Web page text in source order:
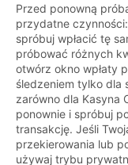
Przed ponowną
przydatne
spróbuj wpłacić tę
próbować różnych
otwórz okno wpłaty
śledzeniem tylko dla
zarówno dla Kasyna
ponownie i spróbuj
transakcję. Jeśli
przekierowania lub
używaj trybu